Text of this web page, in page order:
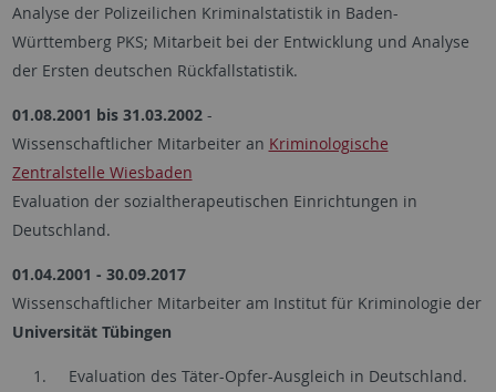
Analyse der Polizeilichen Kriminalstatistik in Baden-
Württemberg PKS; Mitarbeit bei der Entwicklung und Analyse
der Ersten deutschen Rückfallstatistik.
01.08.2001 bis 31.03.2002-
Wissenschaftlicher Mitarbeiter an Kriminologische
Zentralstelle Wiesbaden
Evaluation der sozialtherapeutischen Einrichtungen in
Deutschland.
01.04.2001 - 30.09.2017
Wissenschaftlicher Mitarbeiter am Institut für Kriminologie der
Universität Tübingen
Evaluation des Täter-Opfer-Ausgleich in Deutschland.